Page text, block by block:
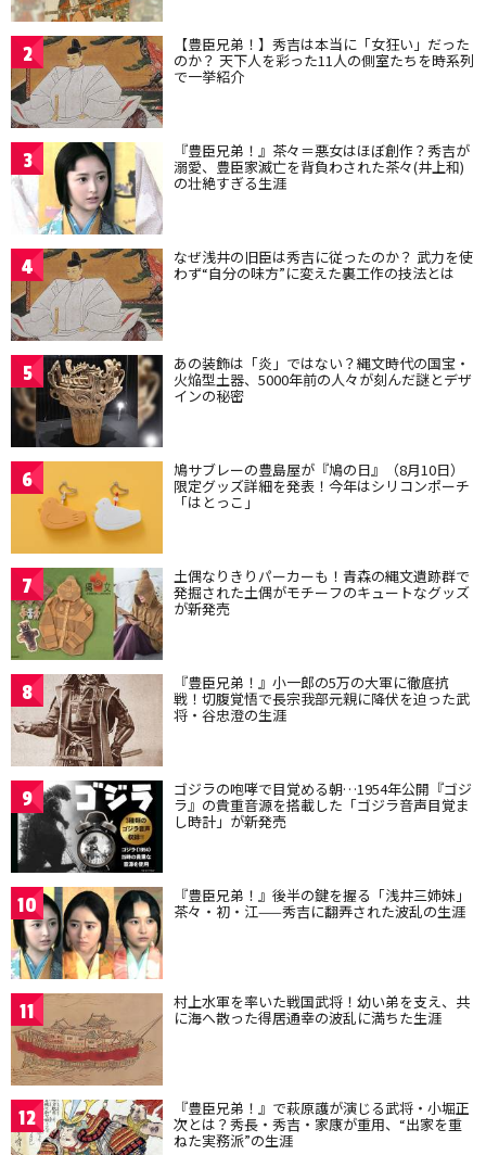
2 【豊臣兄弟！】秀吉は本当に「女狂い」だった
のか？ 天下人を彩った11人の側室たちを時系列
で一挙紹介
3 『豊臣兄弟！』茶々＝悪女はほぼ創作？秀吉が
溺愛、豊臣家滅亡を背負わされた茶々(井上和)
の壮絶すぎる生涯
4 なぜ浅井の旧臣は秀吉に従ったのか？ 武力を使
わず“自分の味方”に変えた裏工作の技法とは
5 あの装飾は「炎」ではない？縄文時代の国宝・
火焔型土器、5000年前の人々が刻んだ謎とデザ
インの秘密
6 鳩サブレーの豊島屋が『鳩の日』（8月10日）
限定グッズ詳細を発表！今年はシリコンポーチ
「はとっこ」
7 土偶なりきりパーカーも！青森の縄文遺跡群で
発掘された土偶がモチーフのキュートなグッズ
が新発売
8 『豊臣兄弟！』小一郎の5万の大軍に徹底抗
戦！切腹覚悟で長宗我部元親に降伏を迫った武
将・谷忠澄の生涯
9 ゴジラの咆哮で目覚める朝…1954年公開『ゴジ
ラ』の貴重音源を搭載した「ゴジラ音声目覚ま
し時計」が新発売
10 『豊臣兄弟！』後半の鍵を握る「浅井三姉妹」
茶々・初・江——秀吉に翻弄された波乱の生涯
11 村上水軍を率いた戦国武将！幼い弟を支え、共
に海へ散った得居通幸の波乱に満ちた生涯
12 『豊臣兄弟！』で萩原護が演じる武将・小堀正
次とは？秀長・秀吉・家康が重用、“出家を重
ねた実務派”の生涯